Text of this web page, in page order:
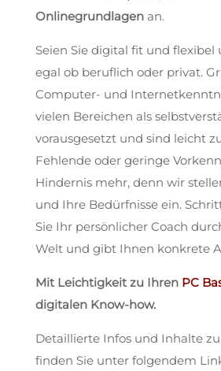
Onlinegrundlagenan.
Seien Sie digital fit und flexibel
egal ob beruflich oder privat.
Computer- und
vielen Bereichen als
vorausgesetzt und sind leicht
Fehlende oder geringe
Hindernis mehr, denn wir
und Ihre Bedürfnisse ein.
Sie Ihr persönlicher Coach
Welt und gibt Ihnen konkrete
Mit Leichtigkeit zu Ihren PC
digitalen Know-how.
Detaillierte Infos und Inhalte zu
finden Sie unter folgendem